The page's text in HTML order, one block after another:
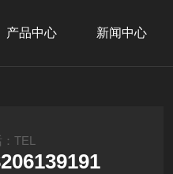
产品中心 新闻中心
TEL